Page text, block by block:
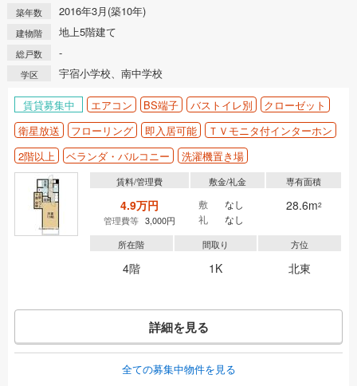
築年数 2016年3月(築10年)
建物階 地上5階建て
総戸数 -
学区 宇宿小学校、南中学校
賃貸募集中 エアコン BS端子 バストイレ別
クローゼット
衛星放送
フローリング 即入居可能
ＴＶモニタ付インターホン
2階以上
ベランダ・バルコニー 洗濯機置き場
賃料/管理費
4.9万円
管理費等 3,000円
敷金/礼金
敷
なし
礼
なし
専有面積
28.6m2
所在階
4階
間取り
1K
方位
北東
詳細を見る
全ての募集中物件を見る